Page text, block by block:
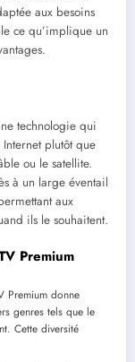
aux besoins
ce qu’implique un
technologie qui
plutôt que
ou le satellite.
à un large éventail
aux
ils le souhaitent.
Premium
Premium donne
genres tels que le
Cette diversité